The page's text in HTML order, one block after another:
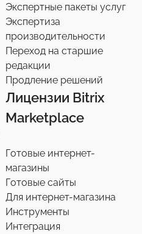
Экспертные пакеты услуг
Экспертиза
производительности
Переход на старшие
редакции
Продление решений
Лицензии Bitrix
Marketplace
Готовые интернет-
магазины
Готовые сайты
Для интернет-магазина
Инструменты
Интеграция